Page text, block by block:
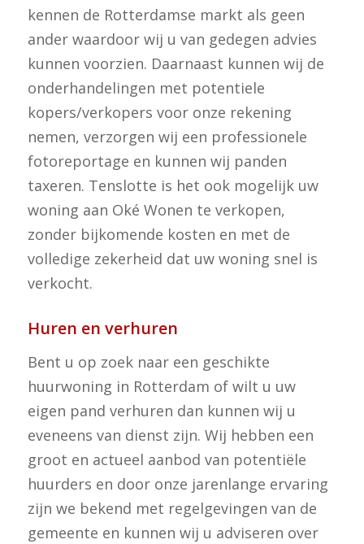
kennen de Rotterdamse markt als geen
ander waardoor wij u van gedegen advies
kunnen voorzien. Daarnaast kunnen wij de
onderhandelingen met potentiele
kopers/verkopers voor onze rekening
nemen, verzorgen wij een professionele
fotoreportage en kunnen wij panden
taxeren. Tenslotte is het ook mogelijk uw
woning aan Oké Wonen te verkopen,
zonder bijkomende kosten en met de
volledige zekerheid dat uw woning snel is
verkocht.
Huren en verhuren
Bent u op zoek naar een geschikte
huurwoning in Rotterdam of wilt u uw
eigen pand verhuren dan kunnen wij u
eveneens van dienst zijn. Wij hebben een
groot en actueel aanbod van potentiële
huurders en door onze jarenlange ervaring
zijn we bekend met regelgevingen van de
gemeente en kunnen wij u adviseren over